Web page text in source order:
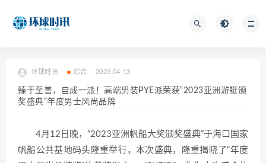
环球时讯 综合 2023-04-13
臻于至善，自成一派！高端男装PYE派荣获“2023亚洲游艇颁
奖盛典”年度男士风尚品牌
4月12日晚，“2023亚洲帆船大奖颁奖盛典”于海口国家
帆船公共基地码头隆重举行，本次盛典，隆重揭晓了“年度